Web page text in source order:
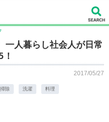
一人暮らし社会人が日常
2017/05/27
掃除 洗濯 料理